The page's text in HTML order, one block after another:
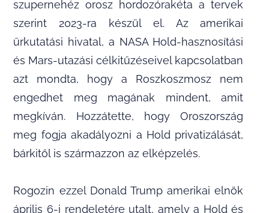
szupernehéz orosz hordozórakéta a tervek
szerint 2023-ra készül el. Az amerikai
űrkutatási hivatal, a NASA Hold-hasznosítási
és Mars-utazási célkitűzéseivel kapcsolatban
azt mondta, hogy a Roszkoszmosz nem
engedhet meg magának mindent, amit
megkíván. Hozzátette, hogy Oroszország
meg fogja akadályozni a Hold privatizálását,
bárkitől is származzon az elképzelés.
Rogozin ezzel Donald Trump amerikai elnök
április 6-i rendeletére utalt, amely a Hold és